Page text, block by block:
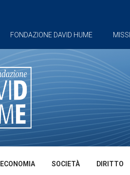
FONDAZIONE DAVID HUME
ECONOMIA SOCIETÀ DIRITTO